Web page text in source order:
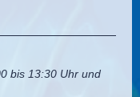
bis 13:30 Uhr und